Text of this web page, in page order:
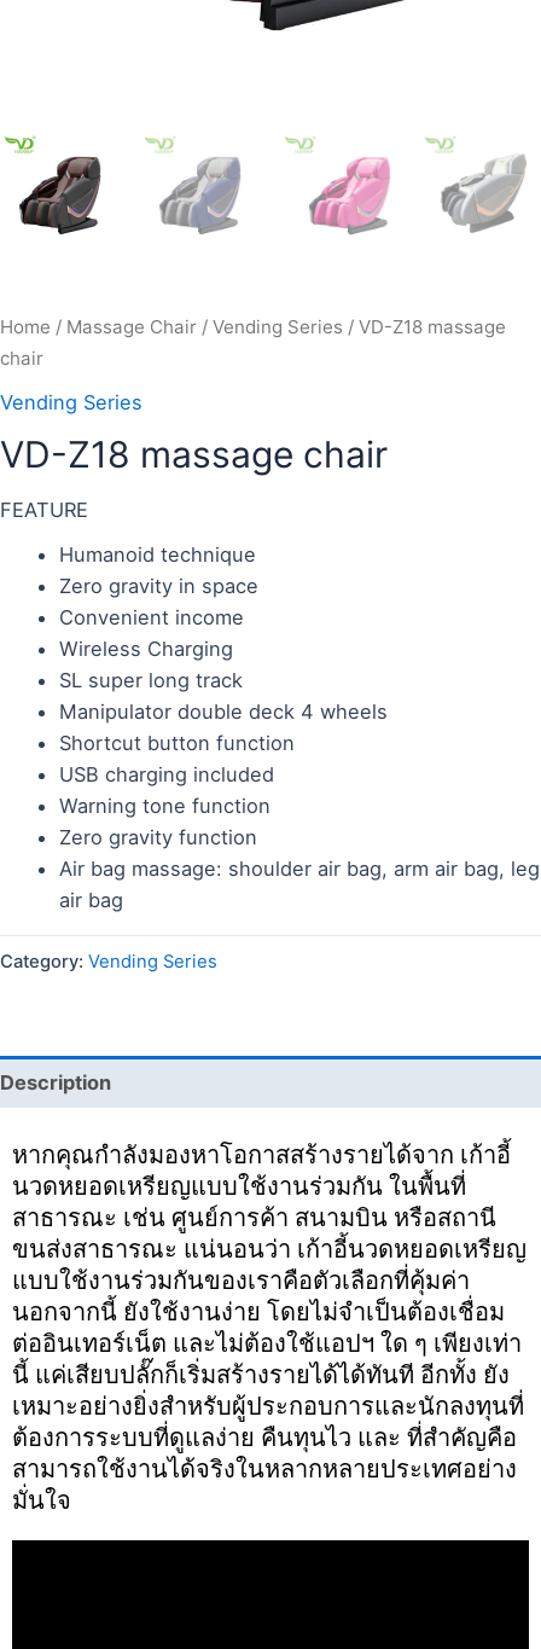
Home / Massage Chair / Vending Series / VD-Z18 massage
chair
Vending Series
VD-Z18 massage chair
FEATURE
Humanoid technique
Zero gravity in space
Convenient income
Wireless Charging
SL super long track
Manipulator double deck 4 wheels
Shortcut button function
USB charging included
Warning tone function
Zero gravity function
Air bag massage: shoulder air bag, arm air bag, leg
air bag
Category: Vending Series
Description
หากคุณกำลังมองหาโอกาสสร้างรายได้จาก เก้าอี้
นวดหยอดเหรียญแบบใช้งานร่วมกัน ในพื้นที่
สาธารณะ เช่น ศูนย์การค้า สนามบิน หรือสถานี
ขนส่งสาธารณะ แน่นอนว่า เก้าอี้นวดหยอดเหรียญ
แบบใช้งานร่วมกันของเราคือตัวเลือกที่คุ้มค่า
นอกจากนี้ ยังใช้งานง่าย โดยไม่จำเป็นต้องเชื่อม
ต่ออินเทอร์เน็ต และไม่ต้องใช้แอปฯ ใด ๆ เพียงเท่า
นี้ แค่เสียบปลั๊กก็เริ่มสร้างรายได้ได้ทันที อีกทั้ง ยัง
เหมาะอย่างยิ่งสำหรับผู้ประกอบการและนักลงทุนที่
ต้องการระบบที่ดูแลง่าย คืนทุนไว และ ที่สำคัญคือ
สามารถใช้งานได้จริงในหลากหลายประเทศอย่าง
มั่นใจ